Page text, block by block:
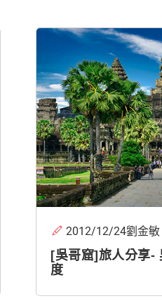
[吳哥窟]旅人分享-
度
2012/12/24劉金敏